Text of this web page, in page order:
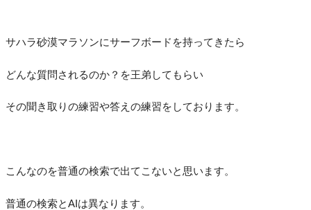
サハラ砂漠マラソンにサーフボードを持ってきたら
どんな質問されるのか？を王弟してもらい
その聞き取りの練習や答えの練習をしております。
こんなのを普通の検索で出てこないと思います。
普通の検索とAIは異なります。